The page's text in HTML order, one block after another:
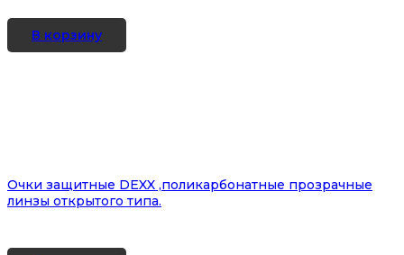
В корзину
Очки защитные DEXX ,поликарбонатные прозрачные
линзы открытого типа.